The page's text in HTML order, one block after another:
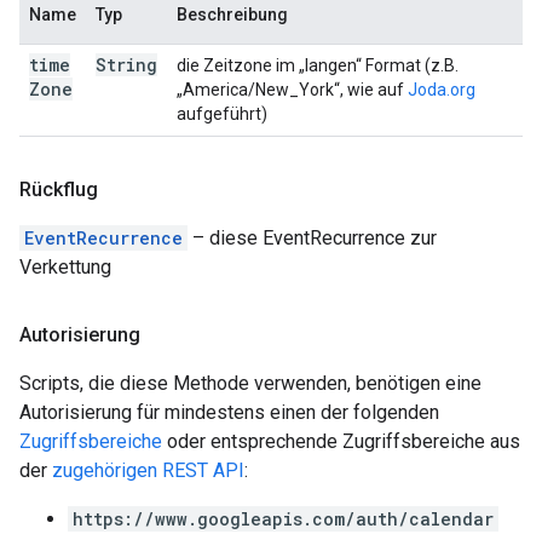
Name Typ Beschreibung
time
Zone
String
die Zeitzone im „langen“ Format (z.B.
„America/New_York“, wie aufJoda.org
aufgeführt)
Rückflug
EventRecurrence – diese EventRecurrence zur
Verkettung
Autorisierung
Scripts, die diese Methode verwenden, benötigen eine
Autorisierung für mindestens einen der folgenden
Zugriffsbereiche oder entsprechende Zugriffsbereiche aus
der zugehörigen REST API:
https://www.googleapis.com/auth/calendar